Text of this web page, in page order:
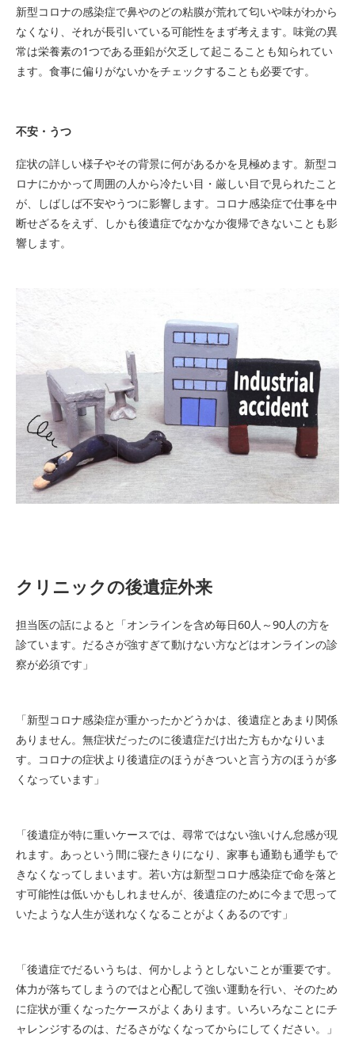
新型コロナの感染症で鼻やのどの粘膜が荒れて匂いや味がわから
なくなり、それが長引いている可能性をまず考えます。味覚の異
常は栄養素の1つである亜鉛が欠乏して起こることも知られてい
ます。食事に偏りがないかをチェックすることも必要です。
不安・うつ
症状の詳しい様子やその背景に何があるかを見極めます。新型コ
ロナにかかって周囲の人から冷たい目・厳しい目で見られたこと
が、しばしば不安やうつに影響します。コロナ感染症で仕事を中
断せざるをえず、しかも後遺症でなかなか復帰できないことも影
響します。
クリニックの後遺症外来
担当医の話によると「オンラインを含め毎日60人～90人の方を
診ています。だるさが強すぎて動けない方などはオンラインの診
察が必須です」
「新型コロナ感染症が重かったかどうかは、後遺症とあまり関係
ありません。無症状だったのに後遺症だけ出た方もかなりいま
す。コロナの症状より後遺症のほうがきついと言う方のほうが多
くなっています」
「後遺症が特に重いケースでは、尋常ではない強いけん怠感が現
れます。あっという間に寝たきりになり、家事も通勤も通学もで
きなくなってしまいます。若い方は新型コロナ感染症で命を落と
す可能性は低いかもしれませんが、後遺症のために今まで思って
いたような人生が送れなくなることがよくあるのです」
「後遺症でだるいうちは、何かしようとしないことが重要です。
体力が落ちてしまうのではと心配して強い運動を行い、そのため
に症状が重くなったケースがよくあります。いろいろなことにチ
ャレンジするのは、だるさがなくなってからにしてください。」